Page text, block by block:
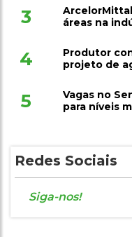
áreas na
projeto de
para níveis
Redes Sociais
Siga-nos!